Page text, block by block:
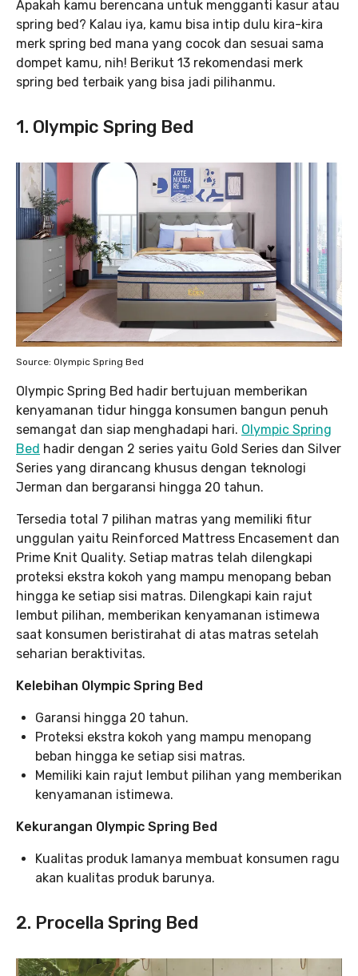
Apakah kamu berencana untuk mengganti kasur atau
spring bed? Kalau iya, kamu bisa intip dulu kira-kira
merk spring bed mana yang cocok dan sesuai sama
dompet kamu, nih! Berikut 13 rekomendasi merk
spring bed terbaik yang bisa jadi pilihanmu.
1. Olympic Spring Bed
Source: Olympic Spring Bed
Olympic Spring Bed hadir bertujuan memberikan
kenyamanan tidur hingga konsumen bangun penuh
semangat dan siap menghadapi hari. Olympic Spring
Bed hadir dengan 2 series yaitu Gold Series dan Silver
Series yang dirancang khusus dengan teknologi
Jerman dan bergaransi hingga 20 tahun.
Tersedia total 7 pilihan matras yang memiliki fitur
unggulan yaitu Reinforced Mattress Encasement dan
Prime Knit Quality. Setiap matras telah dilengkapi
proteksi ekstra kokoh yang mampu menopang beban
hingga ke setiap sisi matras. Dilengkapi kain rajut
lembut pilihan, memberikan kenyamanan istimewa
saat konsumen beristirahat di atas matras setelah
seharian beraktivitas.
Kelebihan Olympic Spring Bed
Garansi hingga 20 tahun.
Proteksi ekstra kokoh yang mampu menopang
beban hingga ke setiap sisi matras.
Memiliki kain rajut lembut pilihan yang memberikan
kenyamanan istimewa.
Kekurangan Olympic Spring Bed
Kualitas produk lamanya membuat konsumen ragu
akan kualitas produk barunya.
2. Procella Spring Bed